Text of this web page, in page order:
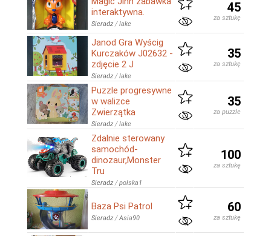
interaktywna.
Sieradz /lake
45
za sztukę
Janod Gra Wyścig
Kurczaków J02632 -
zdjęcie 2 J
Sieradz /lake
35
za sztukę
Puzzle progresywne
w walizce
Zwierzątka
Sieradz /lake
35
za puzzle
Zdalnie sterowany
samochód-
dinozaur,Monster
Tru
Sieradz /polska1
100
za sztukę
Baza Psi Patrol
Sieradz /Asia90
60
za sztukę